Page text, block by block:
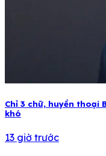
Chỉ 3 chữ, huyền thoại
khó
13 giờ trước